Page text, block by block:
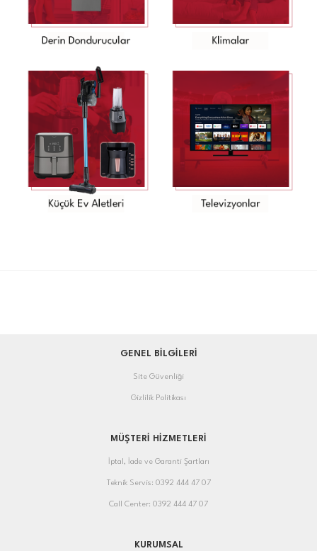
GENEL BİLGİLERİ
Site Güvenliği
Gizlilik Politikası
MÜŞTERİ HİZMETLERİ
İptal, İade ve Garanti Şartları
Teknik Servis: 0392 444 47 07
Call Center: 0392 444 47 07
KURUMSAL